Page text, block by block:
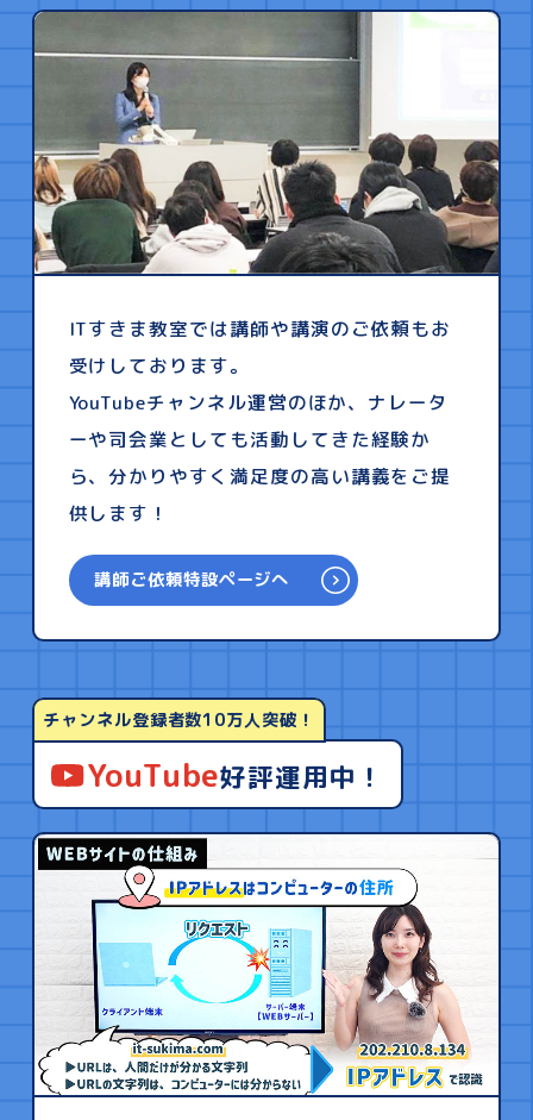
ITすきま教室では講師や講演のご依頼もお
受けしております。
YouTubeチャンネル運営のほか、ナレータ
ーや司会業としても活動してきた経験か
ら、分かりやすく満足度の高い講義をご提
供します！
講師ご依頼特設ページへ
チャンネル登録者数10万人突破！
YouTube好評運用中！